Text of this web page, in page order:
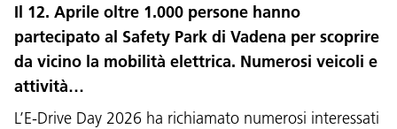
Il 12. Aprile oltre 1.000 persone hanno
partecipato al Safety Park di Vadena per scoprire
da vicino la mobilità elettrica. Numerosi veicoli e
attività…
L’E-Drive Day 2026 ha richiamato numerosi interessati